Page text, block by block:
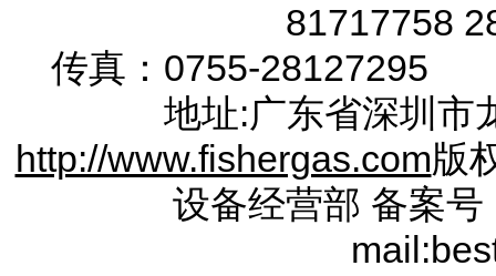
81717758
传真：0755-28127295
地址:广东省深圳市
http://www.fishergas.com版
设备经营部 备案号